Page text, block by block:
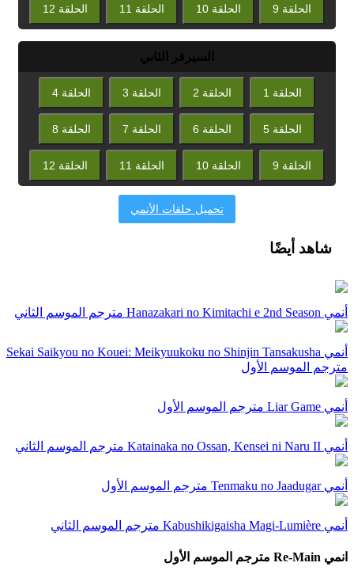
الحلقة 9 الحلقة 10 الحلقة 11 الحلقة 12
السيرفر الثاني
الحلقة 1 الحلقة 2 الحلقة 3 الحلقة 4
الحلقة 5 الحلقة 6 الحلقة 7 الحلقة 8
الحلقة 9 الحلقة 10 الحلقة 11 الحلقة 12
تحميل حلقات الأنمي
شاهد أيضًا
أنمي Hanazakari no Kimitachi e 2nd Season مترجم الموسم الثاني
أنمي Sekai Saikyou no Kouei: Meikyuukoku no Shinjin Tansakusha
مترجم الموسم الأول
أنمي Liar Game مترجم الموسم الأول
أنمي Katainaka no Ossan, Kensei ni Naru II مترجم الموسم الثاني
أنمي Tenmaku no Jaadugar مترجم الموسم الأول
أنمي Kabushikigaisha Magi-Lumière مترجم الموسم الثاني
انمي Re-Main مترجم الموسم الأول